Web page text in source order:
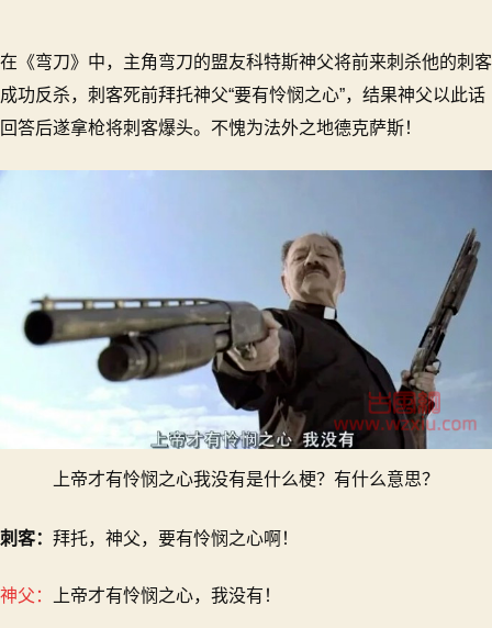
在《弯刀》中，主角弯刀的盟友科特斯神父将前来刺杀他的刺客
成功反杀，刺客死前拜托神父“要有怜悯之心”，结果神父以此话
回答后遂拿枪将刺客爆头。不愧为法外之地德克萨斯！
上帝才有怜悯之心我没有是什么梗？有什么意思？
刺客： 拜托，神父，要有怜悯之心啊！
神父： 上帝才有怜悯之心，我没有！